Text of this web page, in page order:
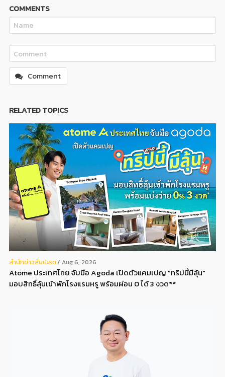
COMMENTS
Comment
RELATED TOPICS
สํานักข่าวสับปะรด Aug 6, 2026
Atome ประเทศไทย จับมือ Agoda เปิดตัวแคมเปญ "ทริปนี้มีลุ้น"
มอบสิทธิ์ลุ้นเข้าพักโรงแรมหรู พร้อมผ่อน 0 ได้ 3 งวด**